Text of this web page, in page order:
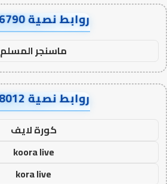
روابط نصية AA26790
ماسنجر المسلم
روابط نصية AA18012
كورة لايف
koora live
kora live